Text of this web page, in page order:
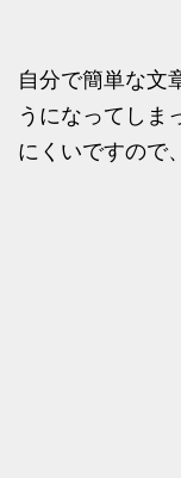
自分で簡単な文
うになってしま
にくいですので